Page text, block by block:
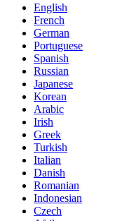
English
French
German
Portuguese
Spanish
Russian
Japanese
Korean
Arabic
Irish
Greek
Turkish
Italian
Danish
Romanian
Indonesian
Czech